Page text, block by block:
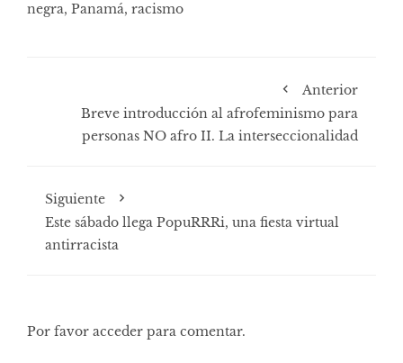
negra, Panamá, racismo
Anterior
Breve introducción al afrofeminismo para
personas NO afro II. La interseccionalidad
Siguiente
Este sábado llega PopuRRRi, una fiesta virtual
antirracista
Por favor acceder para comentar.